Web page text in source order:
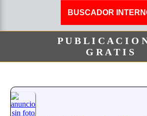
P U B L I C A C I O
G R A T I S